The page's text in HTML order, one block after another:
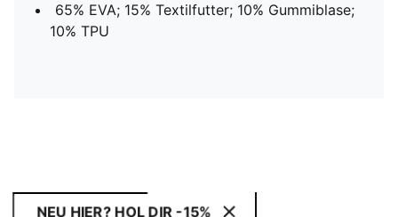
65% EVA; 15% Textilfutter; 10% Gummiblase;
10% TPU
NEU HIER? HOL DIR -15%